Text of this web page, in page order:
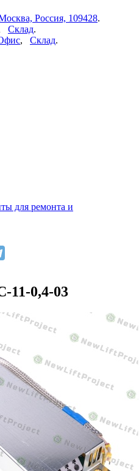
Россия, 109428.
Склад.
, Склад.
для ремонта и
0,4-03